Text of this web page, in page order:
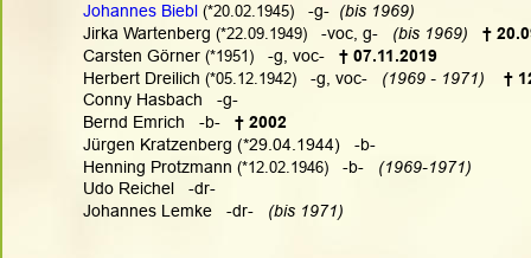
Johannes Biebl (*20.02.1945)
  -g-
(bis 1969)
Jirka Wartenberg (*22.09.1949)
   -voc, g-
(bis 1969)
†
Carsten Görner (*1951)
   -g, voc-
† 07.11.2019
Herbert Dreilich (*05.12.1942)
   -g, voc-
(1969 - 1971)
†
Conny Hasbach   -g-
Bernd Emrich   -b-
† 2002
Jürgen Kratzenberg (*29.04.1944)   -b-
Henning Protzmann (*12.02.1946)
   -b-
(1969-1971)
Udo Reichel   -dr-
Johannes Lemke   -dr- (bis 1971)